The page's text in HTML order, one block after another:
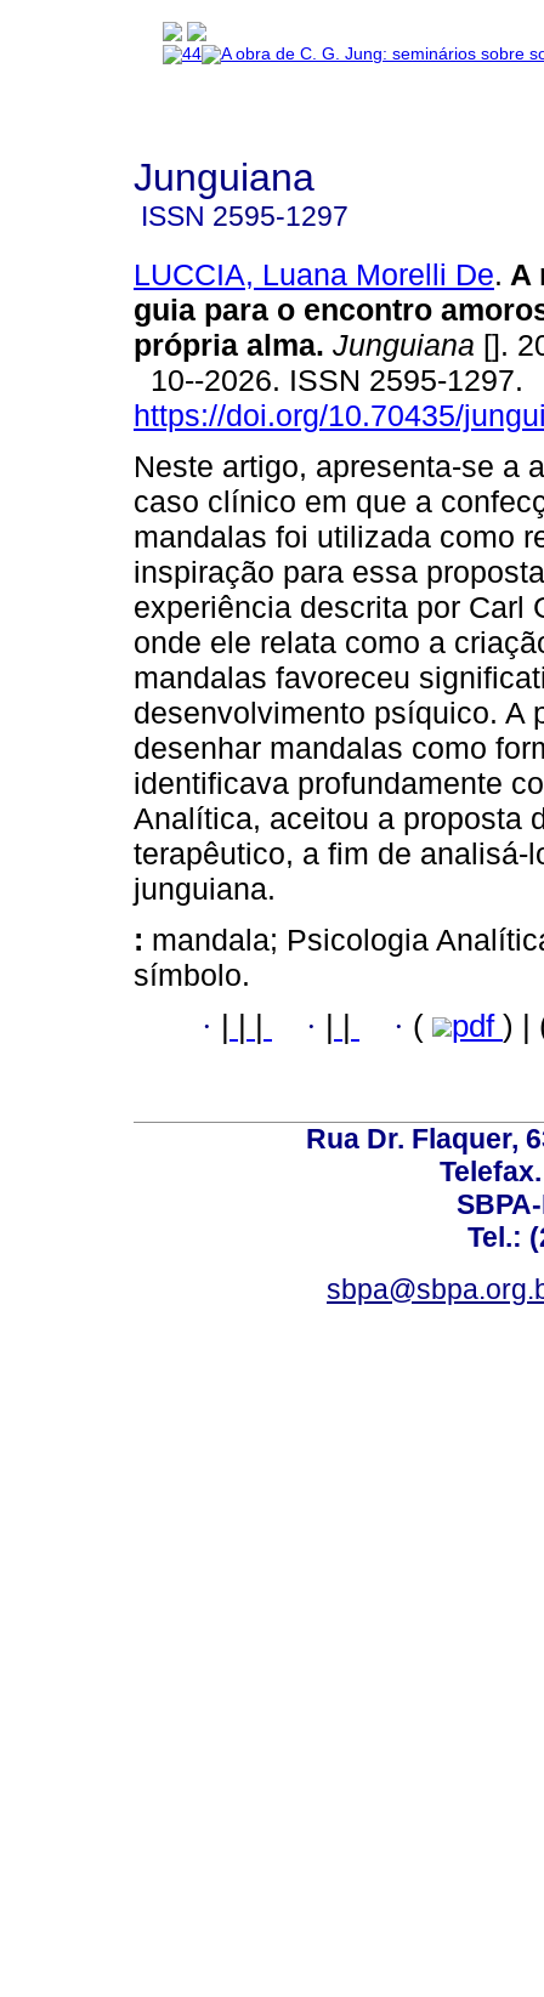
Junguiana
ISSN 2595-1297
LUCCIA, Luana Morelli De. A
guia para o encontro
própria alma. Junguiana [].
10--2026. ISSN 2595-1297.
https://doi.org/10.70435/
Neste artigo, apresenta-se a
caso clínico em que a
mandalas foi utilizada como
inspiração para essa
experiência descrita por Carl
onde ele relata como a
mandalas favoreceu
desenvolvimento psíquico. A
desenhar mandalas como
identificava profundamente
Analítica, aceitou a proposta
terapêutico, a fim de analisá-
junguiana.
: mandala; Psicologia
símbolo.
· · · ( pdf ) |
Rua Dr. Flaquer,
Tel.: